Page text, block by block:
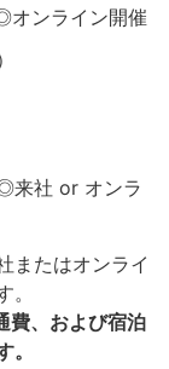
オンライン開催
来社 or オンラ
またはオンライ
費、および宿泊